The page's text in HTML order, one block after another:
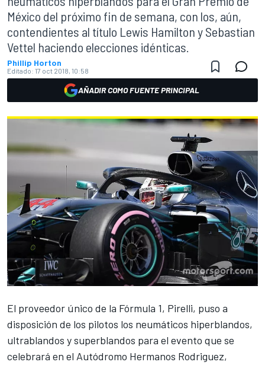
México del próximo fin de semana, con los, aún,
contendientes al título Lewis Hamilton y Sebastian
Vettel haciendo elecciones idénticas.
Phillip Horton
Editado: 17 oct 2018, 10:58
AÑADIR COMO FUENTE PRINCIPAL
El proveedor único de la Fórmula 1, Pirelli, puso a
disposición de los pilotos los neumáticos hiperblandos,
ultrablandos y superblandos para el evento que se
celebrará en el Autódromo Hermanos Rodriguez,